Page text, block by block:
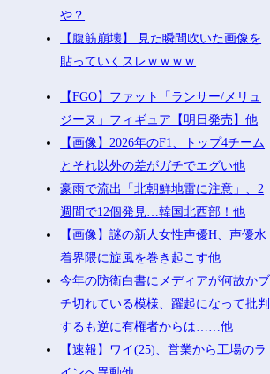
や？
【腹筋崩壊】 見た瞬間吹いた画像を
貼っていくスレｗｗｗｗ
【FGO】ファット「ランサー/メリュ
ジーヌ」フィギュア【明日発売】他
【画像】2026年のF1、トップ4チーム
とそれ以外の差がガチでエグい他
豪雨で流出「北朝鮮地雷に注意」、2
週間で12個発見…韓国北西部！他
【画像】謎の新人女性声優H、声優水
着界隈に旋風を巻き起こす他
今年の防衛白書にメディアが何故かブ
チ切れている模様、躍起になって批判
するも逆に有権者からは……他
【速報】ワイ(25)、営業から工場のラ